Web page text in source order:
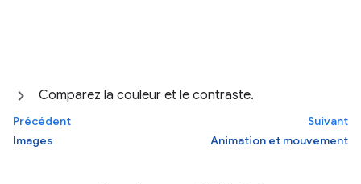
Comparez la couleur et le contraste.
Précédent
Images
Suivant
Animation et mouvement